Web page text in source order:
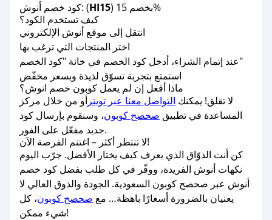
كود خصم أنوش: (HI15
) بخصم 15%
كيف تستخدم الكود؟
انتقل إلى موقع أنوش الإلكتروني
اختر المنتجات التي ترغب بها
عند إتمام الشراء، أدخل كود الخصم في خانة "كود الخصم"
استمتع بتجربة تسوّق لذيذة وبسعر مخفّض
لا تقلق! يمكنك التواصل معنا عبر تويتر أو من خلال مركز
المساعدة في تطبيق صحصح كوبون، وسنقوم بإرسال كود
جديد مفعّل على الفور.
لا تنتظر أكثر – اغتنم الفرصة الآن!
كن أنت الذوّاق الذي يعرف كيف يختار الأفضل. جرّب اليوم
نكهات أنوش الفريدة، ووفّر في كل طلب بفضل كود خصم
أنوش عبر صحصح كوبون السعودية. الجودة والذوق العالي لا
يعنيان بالضرورة أسعارًا باهظة… مع صحصح كوبون، كل
شيء ممكن!